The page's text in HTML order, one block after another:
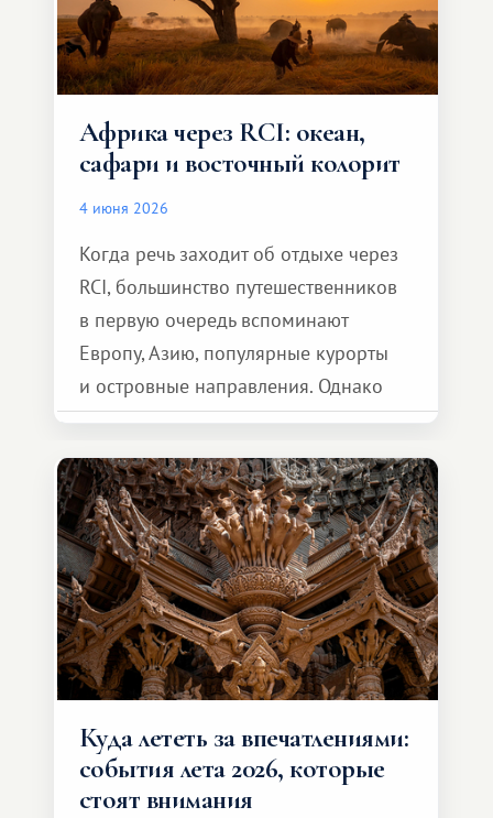
Африка через RCI: океан,
сафари и восточный колорит
4 июня 2026
Когда речь заходит об отдыхе через
RCI, большинство путешественников
в первую очередь вспоминают
Европу, Азию, популярные курорты
и островные направления. Однако
возможности обменной системы
значительно шире. Среди них есть
и Африка — континент, который
способен подарить совершенно иной
формат путешествия.
Куда лететь за впечатлениями:
события лета 2026, которые
стоят внимания